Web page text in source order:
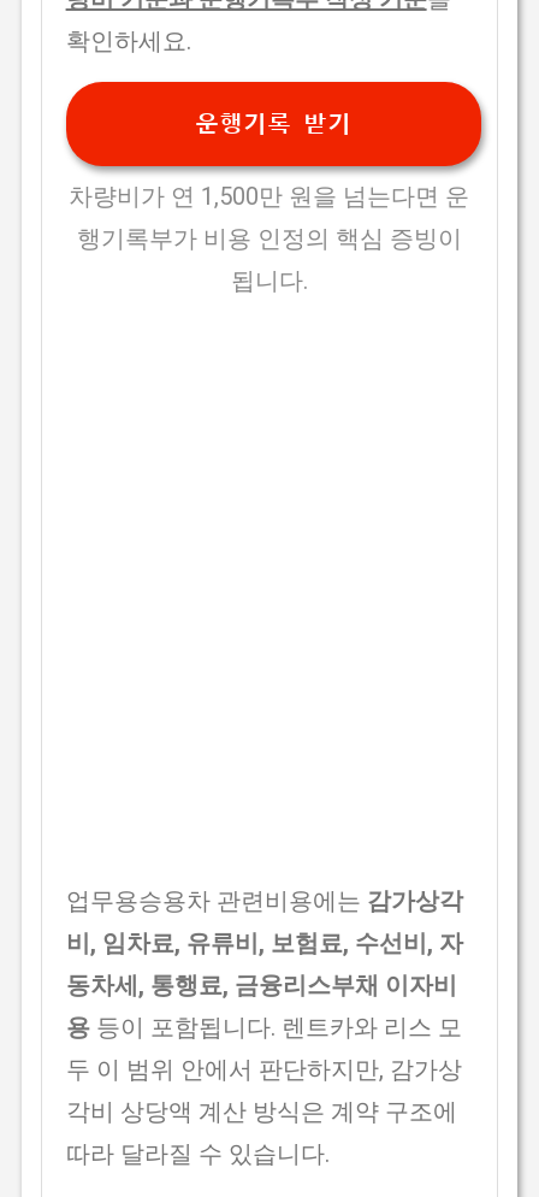
확인하세요.
운행기록 받기
차량비가 연 1,500만 원을 넘는다면 운
행기록부가 비용 인정의 핵심 증빙이
됩니다.
업무용승용차 관련비용에는 감가상각
비, 임차료, 유류비, 보험료, 수선비, 자
동차세, 통행료, 금융리스부채 이자비
용등이 포함됩니다. 렌트카와 리스 모
두 이 범위 안에서 판단하지만, 감가상
각비 상당액 계산 방식은 계약 구조에
따라 달라질 수 있습니다.